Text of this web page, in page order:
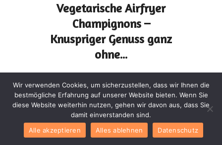
Vegetarische Airfryer
Champignons –
Knuspriger Genuss ganz
ohne...
Wir verwenden Cookies, um sicherzustellen, dass wir Ihnen die
bestmögliche Erfahrung auf unserer Website bieten. Wenn Sie
diese Website weiterhin nutzen, gehen wir davon aus, dass Sie
damit einverstanden sind.
Alle akzeptieren
Alles ablehnen Datenschutz